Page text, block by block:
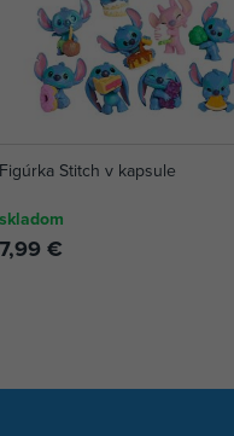
Figúrka Stitch v kapsule
skladom
7,99 €